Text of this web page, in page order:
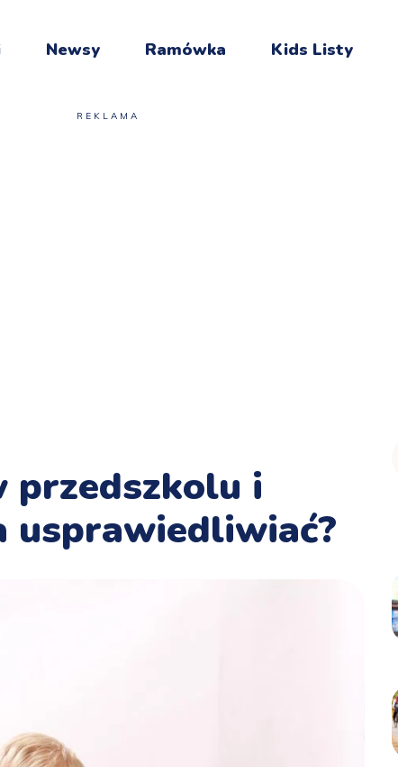
Newsy Ramówka Kids Listy
REKLAMA
przedszkolu i
usprawiedliwiać?